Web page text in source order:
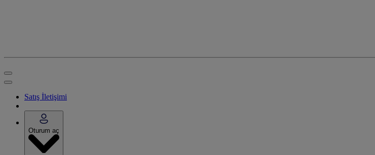
Satış İletişimi
Oturum aç